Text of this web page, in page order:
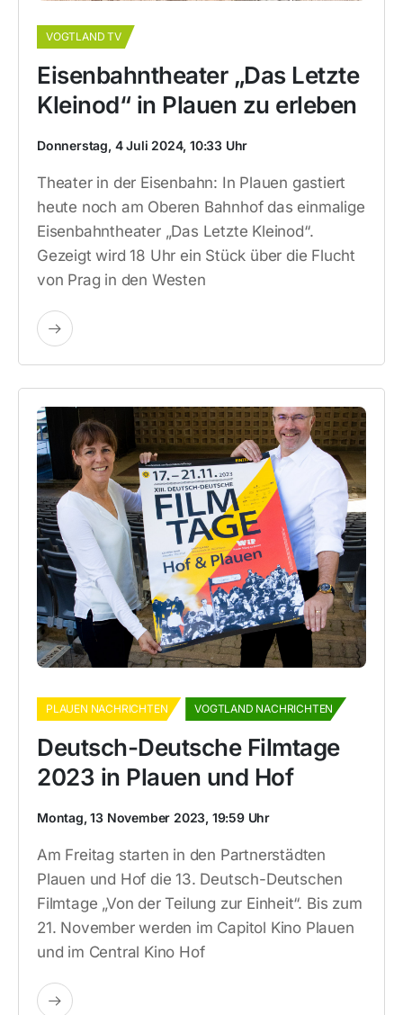
VOGTLAND TV
Eisenbahntheater „Das Letzte
Kleinod“ in Plauen zu erleben
Donnerstag, 4 Juli 2024, 10:33 Uhr
Theater in der Eisenbahn: In Plauen gastiert
heute noch am Oberen Bahnhof das einmalige
Eisenbahntheater „Das Letzte Kleinod“.
Gezeigt wird 18 Uhr ein Stück über die Flucht
von Prag in den Westen
PLAUEN NACHRICHTEN VOGTLAND NACHRICHTEN
Deutsch-Deutsche Filmtage
2023 in Plauen und Hof
Montag, 13 November 2023, 19:59 Uhr
Am Freitag starten in den Partnerstädten
Plauen und Hof die 13. Deutsch-Deutschen
Filmtage „Von der Teilung zur Einheit“. Bis zum
21. November werden im Capitol Kino Plauen
und im Central Kino Hof